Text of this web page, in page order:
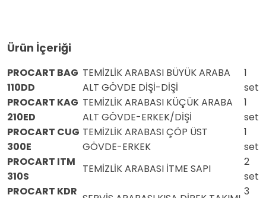
Ürün İçeriği
PROCART BAG
110DD
TEMİZLİK ARABASI BÜYÜK ARABA
ALT GÖVDE DİŞİ-DİŞİ
1
set
PROCART KAG
210ED
TEMİZLİK ARABASI KÜÇÜK ARABA
ALT GÖVDE-ERKEK/DİŞİ
1
set
PROCART CUG
300E
TEMİZLİK ARABASI ÇÖP ÜST
GÖVDE-ERKEK
1
set
PROCART ITM
310S
TEMİZLİK ARABASI İTME SAPI
2
set
PROCART KDR
3